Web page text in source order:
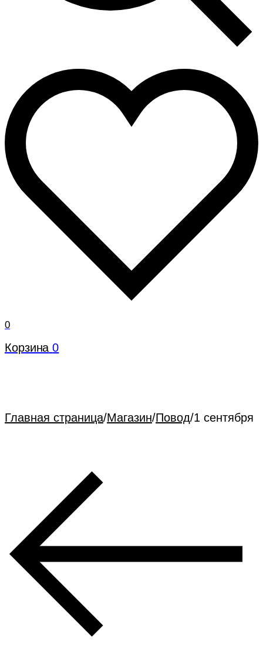
0
Корзина 0
Главная страница/Магазин/Повод/1 сентября